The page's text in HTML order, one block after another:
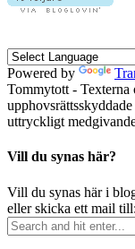
Powered by
Tommytott - Texterna
uttryckligt
Vill du synas här?
Vill du synas här i
eller skicka ett mail